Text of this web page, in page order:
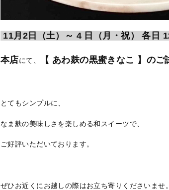
11月2日（土）～ 4 日（月・祝） 各日
本店にて、 【 あわ麸の黒蜜きなこ 】のご
とてもシンプルに、
なま麸の美味しさを楽しめる和スイーツで、
ご好評いただいております。
ぜひお近くにお越しの際はお立ち寄りくださいませ。